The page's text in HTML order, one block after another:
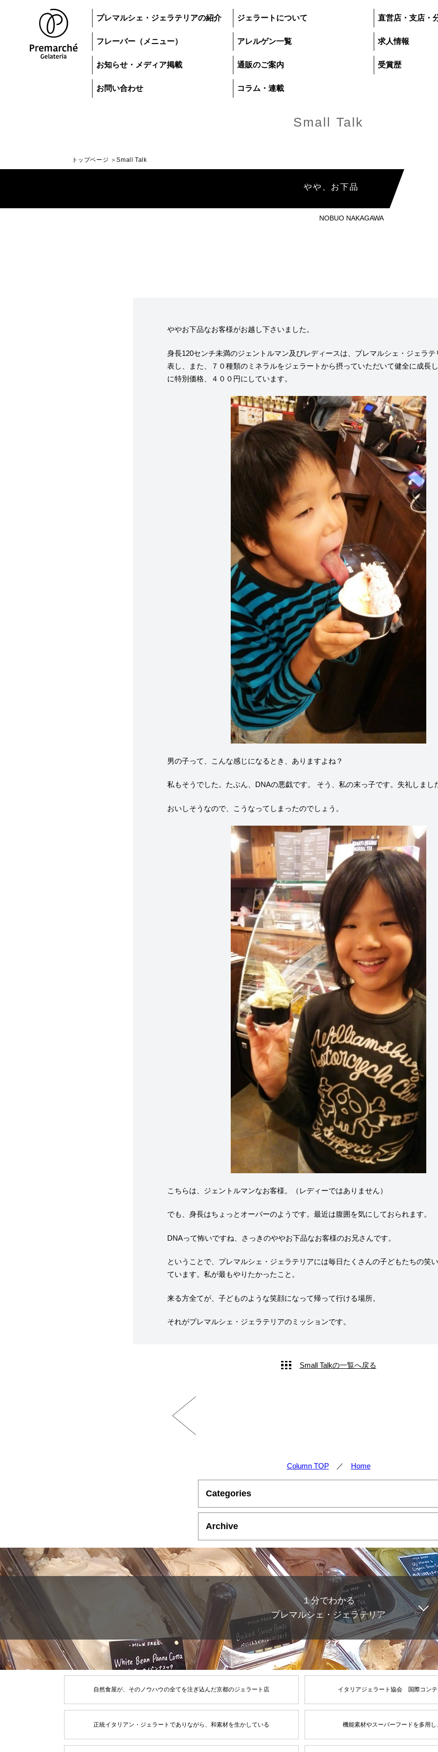
プレマルシェ・ジェラテリアの紹介 ジェラートについて 直営店・支店・
フレーバー（メニュー） アレルゲン一覧 求人情報
お知らせ・メディア掲載 通販のご案内 受賞歴
お問い合わせ コラム・連載
プレマルシェ・ジ
ジェラートについて 直営店・支店・分
コラム・連載
なぜジェラート作りを始めたのか？
ジェラートの機能性や素材について 譲れないこと、私
ヴィーガン・ジェラート・マエストロ® 中川
やジェラテリアスタッフによる話々
Small Talk
トップページ Small Talk
やや、お下品
NOBUO NAKAGAWA
ややお下品なお客様がお越し下さいました。
身長120センチ未満のジェントルマン及びレディースは、プレマルシェ・ジェラ
表し、また、７０種類のミネラルをジェラートから摂っていただいて健全に成長
に特別価格、４００円にしています。
男の子って、こんな感じになるとき、ありますよね？
私もそうでした。たぶん、DNAの悪戯です。 そう、私の末っ子です。失礼しまし
おいしそうなので、こうなってしまったのでしょう。
こちらは、ジェントルマンなお客様。（レディーではありません）
でも、身長はちょっとオーバーのようです。最近は腹囲を気にしておられます。
DNAって怖いですね、さっきのややお下品なお客様のお兄さんです。
ということで、プレマルシェ・ジェラテリアには毎日たくさんの子どもたちの笑
ています。私が最もやりたかったこと。
来る方全てが、子どものような笑顔になって帰って行ける場所。
それがプレマルシェ・ジェラテリアのミッションです。
Small Talkの一覧へ戻る
Column TOP／ Home
Categories
Archive
１分でわかる
プレマルシェ・ジェラテリア
自然食屋が、そのノウハウの全てを注ぎ込んだ京都のジェラート店 イタリアジェラート協会 国際コン
正統イタリアン・ジェラートでありながら、和素材を生かしている 機能素材やスーパーフードを多用